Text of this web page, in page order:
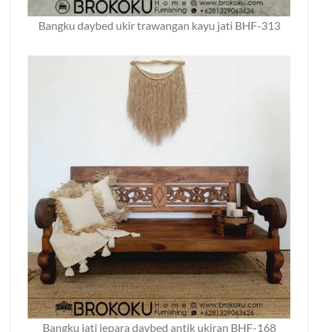
Bangku daybed ukir trawangan kayu jati BHF-313
Bangku jati jepara daybed antik ukiran BHF-168